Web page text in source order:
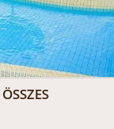
ÖSSZES